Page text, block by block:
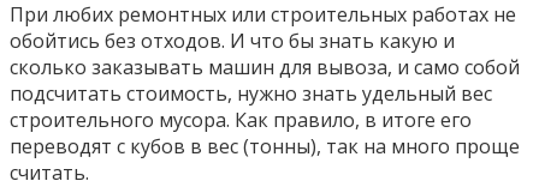
При любих ремонтных или строительных работах не
обойтись без отходов. И что бы знать какую и
сколько заказывать машин для вывоза, и само собой
подсчитать стоимость, нужно знать удельный вес
строительного мусора. Как правило, в итоге его
переводят с кубов в вес (тонны), так на много проще
считать.